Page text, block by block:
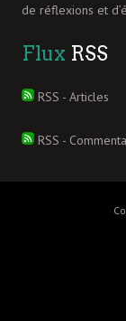
de réflexions et
Flux RSS
RSS - Articles
RSS -